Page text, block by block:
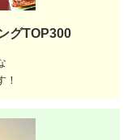
グTOP300
！